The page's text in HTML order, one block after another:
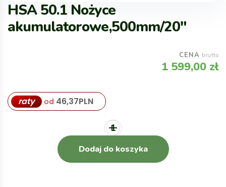
HSA 50.1 Nożyce
akumulatorowe,500mm/20″
CENA brutto
1 599,00 zł
raty od 46,37PLN
Dodaj do koszyka